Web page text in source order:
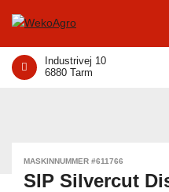
Industrivej 10
6880 Tarm
MASKINNUMMER #611766
SIP Silvercut